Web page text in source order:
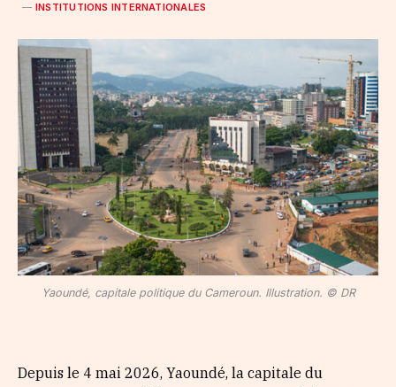
INSTITUTIONS INTERNATIONALES
Yaoundé, capitale politique du Cameroun. Illustration. © DR
Depuis le 4 mai 2026, Yaoundé, la capitale du